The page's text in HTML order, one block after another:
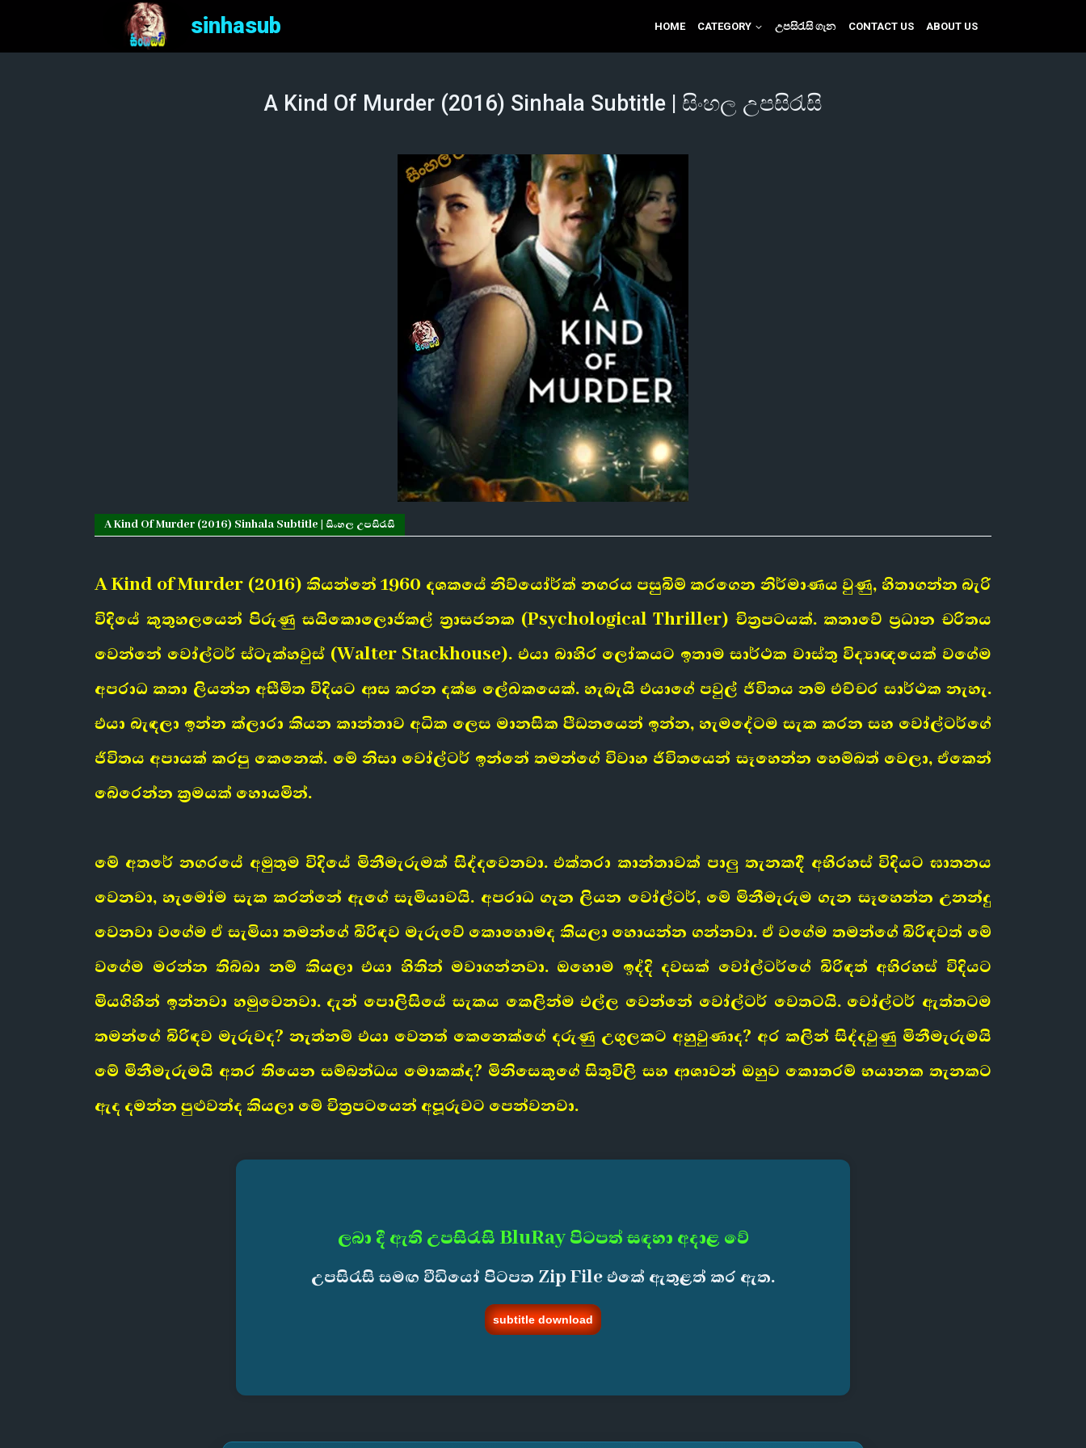
sinhasub HOME CATEGORY උපසිරැසි ගැන CONTACT US ABOUT US
A Kind Of Murder (2016) Sinhala Subtitle | සිංහල උපසිරැසි
A Kind Of Murder (2016) Sinhala Subtitle | සිංහල උපසිරැසි
A Kind of Murder (2016) කියන්නේ 1960 දශකයේ නිව්යෝර්ක් නගරය පසුබිම් කරගෙන නිර්මාණය වුණු, හිතාගන්න බැරි
විදියේ කුතුහලයෙන් පිරුණු සයිකොලොජිකල් ත්‍රාසජනක (Psychological Thriller) චිත්‍රපටයක්. කතාවේ ප්‍රධාන චරිතය
වෙන්නේ වෝල්ටර් ස්ටැක්හවුස් (Walter Stackhouse). එයා බාහිර ලෝකයට ඉතාම සාර්ථක වාස්තු විද්‍යාඥයෙක් වගේම
අපරාධ කතා ලියන්න අසීමිත විදියට ආස කරන දක්ෂ ලේඛකයෙක්. හැබැයි එයාගේ පවුල් ජීවිතය නම් එච්චර සාර්ථක නැහැ.
එයා බැඳලා ඉන්න ක්ලාරා කියන කාන්තාව අධික ලෙස මානසික පීඩනයෙන් ඉන්න, හැමදේටම සැක කරන සහ වෝල්ටර්ගේ
ජීවිතය අපායක් කරපු කෙනෙක්. මේ නිසා වෝල්ටර් ඉන්නේ තමන්ගේ විවාහ ජීවිතයෙන් සෑහෙන්න හෙම්බත් වෙලා, ඒකෙන්
බේරෙන්න ක්‍රමයක් හොයමින්.
මේ අතරේ නගරයේ අමුතුම විදියේ මිනීමැරුමක් සිද්දවෙනවා. එක්තරා කාන්තාවක් පාලු තැනකදී අභිරහස් විදියට ඝාතනය
වෙනවා, හැමෝම සැක කරන්නේ ඇගේ සැමියාවයි. අපරාධ ගැන ලියන වෝල්ටර්, මේ මිනීමැරුම ගැන සෑහෙන්න උනන්දු
වෙනවා වගේම ඒ සැමියා තමන්ගේ බිරිඳව මැරුවේ කොහොමද කියලා හොයන්න ගන්නවා. ඒ වගේම තමන්ගේ බිරිඳවත් මේ
වගේම මරන්න තිබ්බා නම් කියලා එයා හිතින් මවාගන්නවා. ඔහොම ඉද්දි දවසක් වෝල්ටර්ගේ බිරිඳත් අභිරහස් විදියට
මියගිහින් ඉන්නවා හමුවෙනවා. දැන් පොලිසියේ සැකය කෙලින්ම එල්ල වෙන්නේ වෝල්ටර් වෙතටයි. වෝල්ටර් ඇත්තටම
තමන්ගේ බිරිඳව මැරුවද? නැත්නම් එයා වෙනත් කෙනෙක්ගේ දරුණු උගුලකට අහුවුණාද? අර කලින් සිද්දවුණු මිනීමැරුමයි
මේ මිනීමැරුමයි අතර තියෙන සම්බන්ධය මොකක්ද? මිනිසෙකුගේ සිතුවිලි සහ ආශාවන් ඔහුව කොතරම් භයානක තැනකට
ඇද දමන්න පුළුවන්ද කියලා මේ චිත්‍රපටයෙන් අපූරුවට පෙන්වනවා.
ලබා දී ඇති උපසිරැසි BluRay පිටපත් සඳහා අදාළ වේ
උපසිරැසි සමඟ වීඩියෝ පිටපත Zip File එකේ ඇතුළත් කර ඇත.
subtitle download